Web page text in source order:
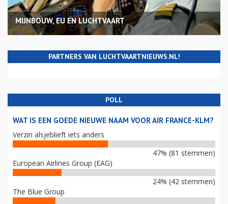
MIJNBOUW, EU EN LUCHTVAART
PARTNERS VAN LUCHTVAARTNIEUWS.NL!
POLL
WAT IS EEN GOEDE NIEUWE NAAM VOOR AIR FRANCE-KLM?
Verzin alsjeblieft iets anders
47% (81 stemmen)
European Airlines Group (EAG)
24% (42 stemmen)
The Blue Group